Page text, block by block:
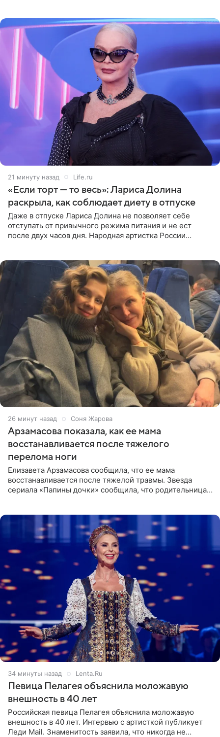
21 минуту назад Life.ru
«Если торт — то весь»: Лариса Долина
раскрыла, как соблюдает диету в отпуске
Даже в отпуске Лариса Долина не позволяет себе
отступать от привычного режима питания и не ест
после двух часов дня. Народная артистка России
26 минут назад Соня Жарова
Арзамасова показала, как ее мама
восстанавливается после тяжелого
перелома ноги
Елизавета Арзамасова сообщила, что ее мама
восстанавливается после тяжелой травмы. Звезда
сериала «Папины дочки» сообщила, что родительница
34 минуты назад Lenta.Ru
Певица Пелагея объяснила моложавую
внешность в 40 лет
Российская певица Пелагея объяснила моложавую
внешность в 40 лет. Интервью с артисткой публикует
Леди Mail. Знаменитость заявила, что никогда не